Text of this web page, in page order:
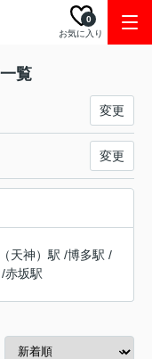
お気に入り
0
覧
変更
変更
天神）駅 /博多駅 /
/赤坂駅